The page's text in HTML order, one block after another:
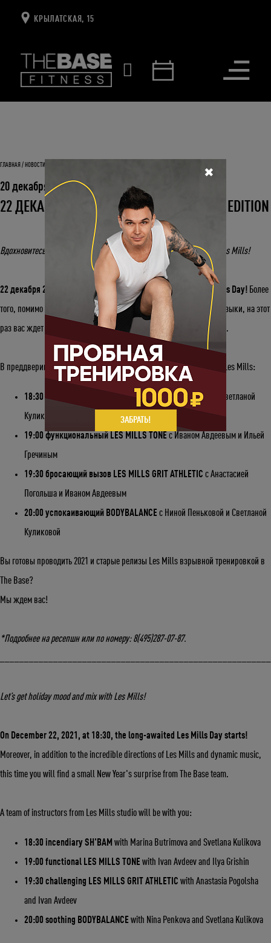
КРЫЛАТСКАЯ, 15
Открыть
Укажите ваш возраст
Число Месяц Год
ГЛАВНАЯ НОВОСТИ И СОБЫТИЯ
20 декабря 2021
22 ДЕКАБРЯ – LES MILLS DAY: CHRISTMAS EDITION
Вдохновитесь праздником и замиксуйте по-настоящему вместе с Les Mills!
22 декабря 2021 года в 18:30 стартует долгожданный Les Mills Day! Более
того, помимо невероятных направлений Les Mills и динамичной музыки, на этот
раз вас ждет небольшой новогодний сюрприз от команды The Base.
В преддверии праздника, с вами – команда инструкторов студии Les Mills:
18:30 зажигательный SH’BAMс Мариной Бутримовой и Светланой
Куликовой
19:00 функциональный LES MILLS TONE с Иваном Авдеевым и Ильей
Гречиным
19:30 бросающий вызов LES MILLS GRIT ATHLETIC с Анастасией
Погольша и Иваном Авдеевым
20:00 успокаивающий BODYBALANCE с Ниной Пеньковой и Светланой
Куликовой
Вы готовы проводить 2021 и старые релизы Les Mills взрывной тренировкой в
The Base?
Мы ждем вас!
*Подробнее на ресепшн или по номеру: 8(495)287-07-87.
Let’s get holiday mood and mix with Les Mills!
On December 22, 2021, at 18:30, the long-awaited Les Mills Day starts!
Moreover, in addition to the incredible directions of Les Mills and dynamic music,
this time you will find a small New Year's surprise from The Base team.
A team of instructors from Les Mills studio will be with you:
18:30 incendiary SH'BAM with Marina Butrimova and Svetlana Kulikova
19:00 functional LES MILLS TONE with Ivan Avdeev and Ilya Grishin
19:30 challenging LES MILLS GRIT ATHLETIC with Anastasia Pogolsha
and Ivan Avdeev
20:00 soothing BODYBALANCE with Nina Penkova and Svetlana Kulikova
✖
ЗАБРАТЬ!